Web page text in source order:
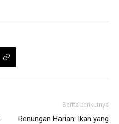
Berita berikutnya
Renungan Harian: Ikan yang